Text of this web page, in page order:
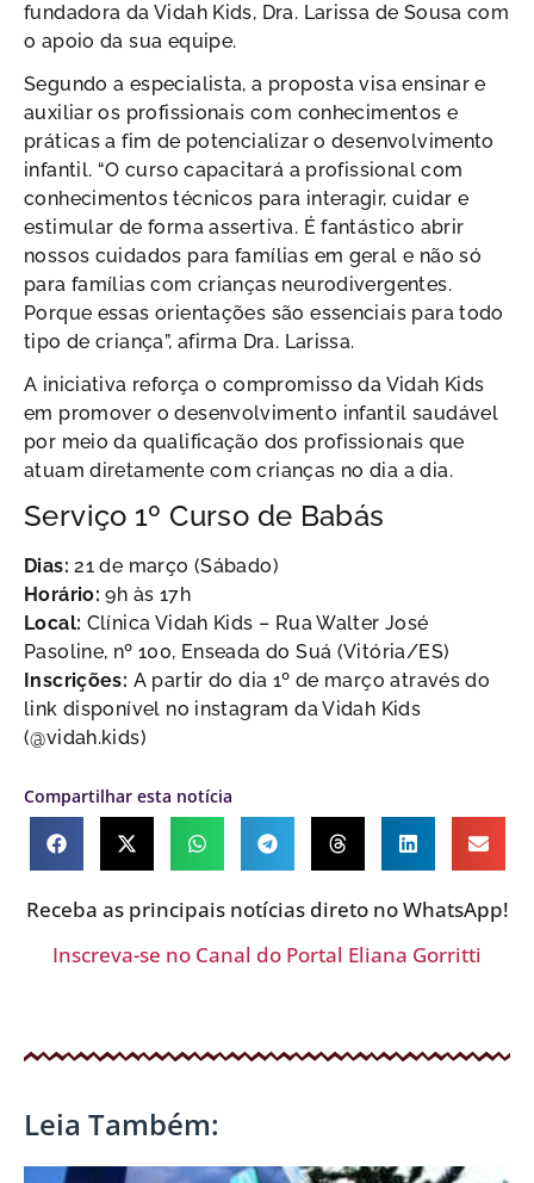
fundadora da Vidah Kids, Dra. Larissa de Sousa com
o apoio da sua equipe.
Segundo a especialista, a proposta visa ensinar e
auxiliar os profissionais com conhecimentos e
práticas a fim de potencializar o desenvolvimento
infantil. “O curso capacitará a profissional com
conhecimentos técnicos para interagir, cuidar e
estimular de forma assertiva. É fantástico abrir
nossos cuidados para famílias em geral e não só
para famílias com crianças neurodivergentes.
Porque essas orientações são essenciais para todo
tipo de criança”, afirma Dra. Larissa.
A iniciativa reforça o compromisso da Vidah Kids
em promover o desenvolvimento infantil saudável
por meio da qualificação dos profissionais que
atuam diretamente com crianças no dia a dia.
Serviço 1º Curso de Babás
Dias: 21 de março (Sábado)
Horário: 9h às 17h
Local: Clínica Vidah Kids – Rua Walter José
Pasoline, nº 100, Enseada do Suá (Vitória/ES)
Inscrições: A partir do dia 1º de março através do
link disponível no instagram da Vidah Kids
(@vidah.kids)
Compartilhar esta notícia
Receba as principais notícias direto no WhatsApp!
Inscreva-se no Canal do Portal Eliana Gorritti
Leia Também: